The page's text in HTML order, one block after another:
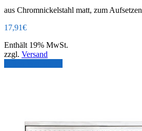
aus Chromnickelstahl matt, zum Aufsetzen
17,91€
Enthält 19% MwSt.
zzgl. Versand